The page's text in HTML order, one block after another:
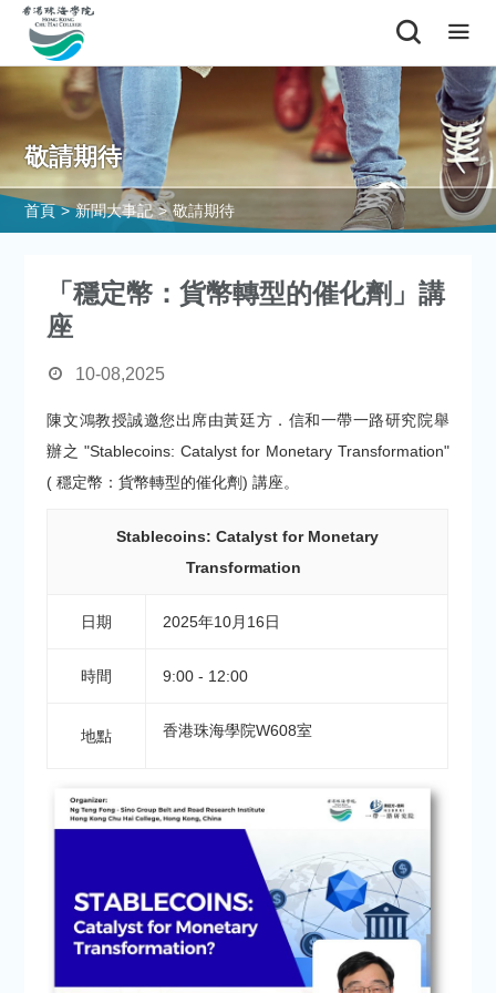
敬請期待
首頁 > 新聞大事記 > 敬請期待
「穩定幣：貨幣轉型的催化劑」講
座
10-08,2025
陳文鴻教授誠邀您出席由黃廷方．信和一帶一路研究院舉
辦之 "Stablecoins: Catalyst for Monetary Transformation"
( 穩定幣：貨幣轉型的催化劑) 講座。
Stablecoins: Catalyst for Monetary
Transformation
日期 2025年10月16日
時間 9:00 - 12:00
地點 香港珠海學院W608室